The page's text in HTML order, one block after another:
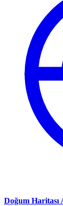
Doğum Haritası